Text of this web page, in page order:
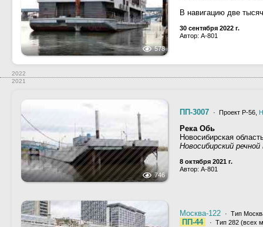
578
В навигацию две
30 сентября 2022 г.
Автор: A-801
2022
2021
746
ПП-3007 · Проект Р-56,
Река Обь
Новосибирская
Новосибирский речной
8 октября 2021 г.
Автор: A-801
Москва-122 · Тип
ПП-44 · Тип 282 (всех